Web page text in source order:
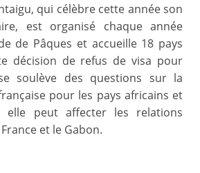
qui célèbre cette année son
est organisé chaque année
de Pâques et accueille 18 pays
décision de refus de visa pour
soulève des questions sur la
pour les pays africains et
elle peut affecter les relations
et le Gabon.